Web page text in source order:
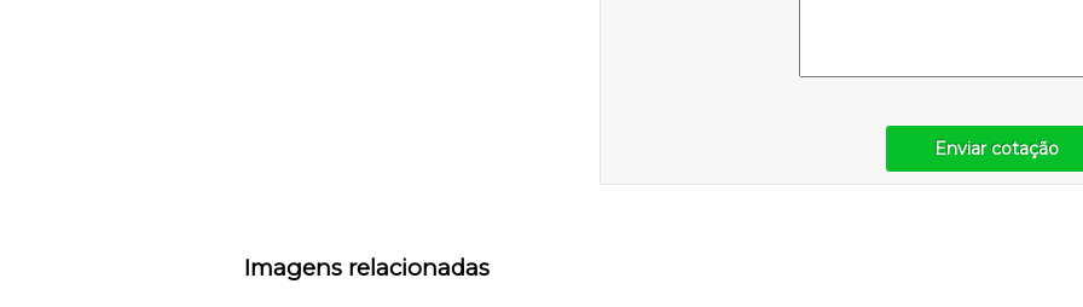
Enviar cotação
Imagens relacionadas